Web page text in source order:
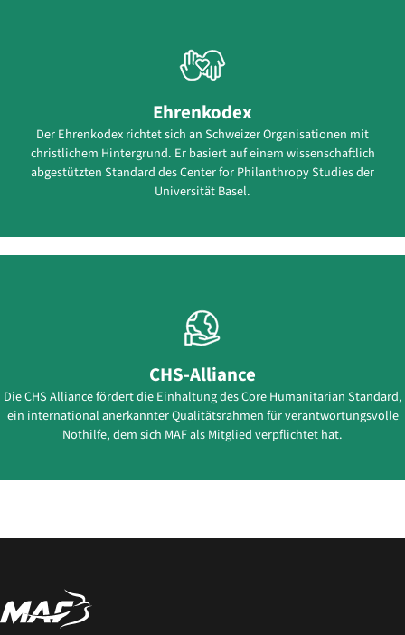
Ehrenkodex
Der Ehrenkodex richtet sich an Schweizer Organisationen mit
christlichem Hintergrund. Er basiert auf einem wissenschaftlich
abgestützten Standard des Center for Philanthropy Studies der
Universität Basel.
CHS-Alliance
Die CHS Alliance fördert die Einhaltung des Core Humanitarian Standard,
ein international anerkannter Qualitätsrahmen für verantwortungsvolle
Nothilfe, dem sich MAF als Mitglied verpflichtet hat.